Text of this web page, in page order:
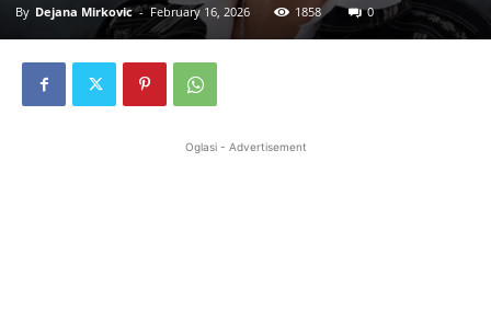
By Dejana Mirkovic - February 16, 2026 1858 0
Oglasi - Advertisement